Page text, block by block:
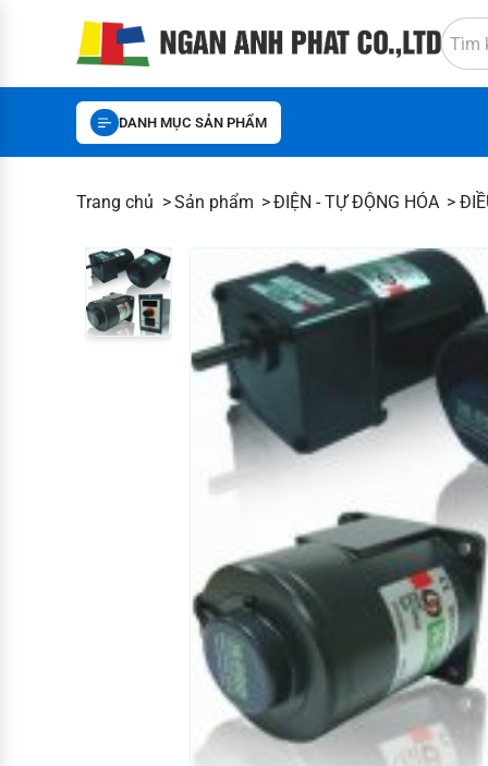
DANH MỤC SẢN PHẨM
Trang chủ Sản phẩm ĐIỆN - TỰ ĐỘNG HÓA